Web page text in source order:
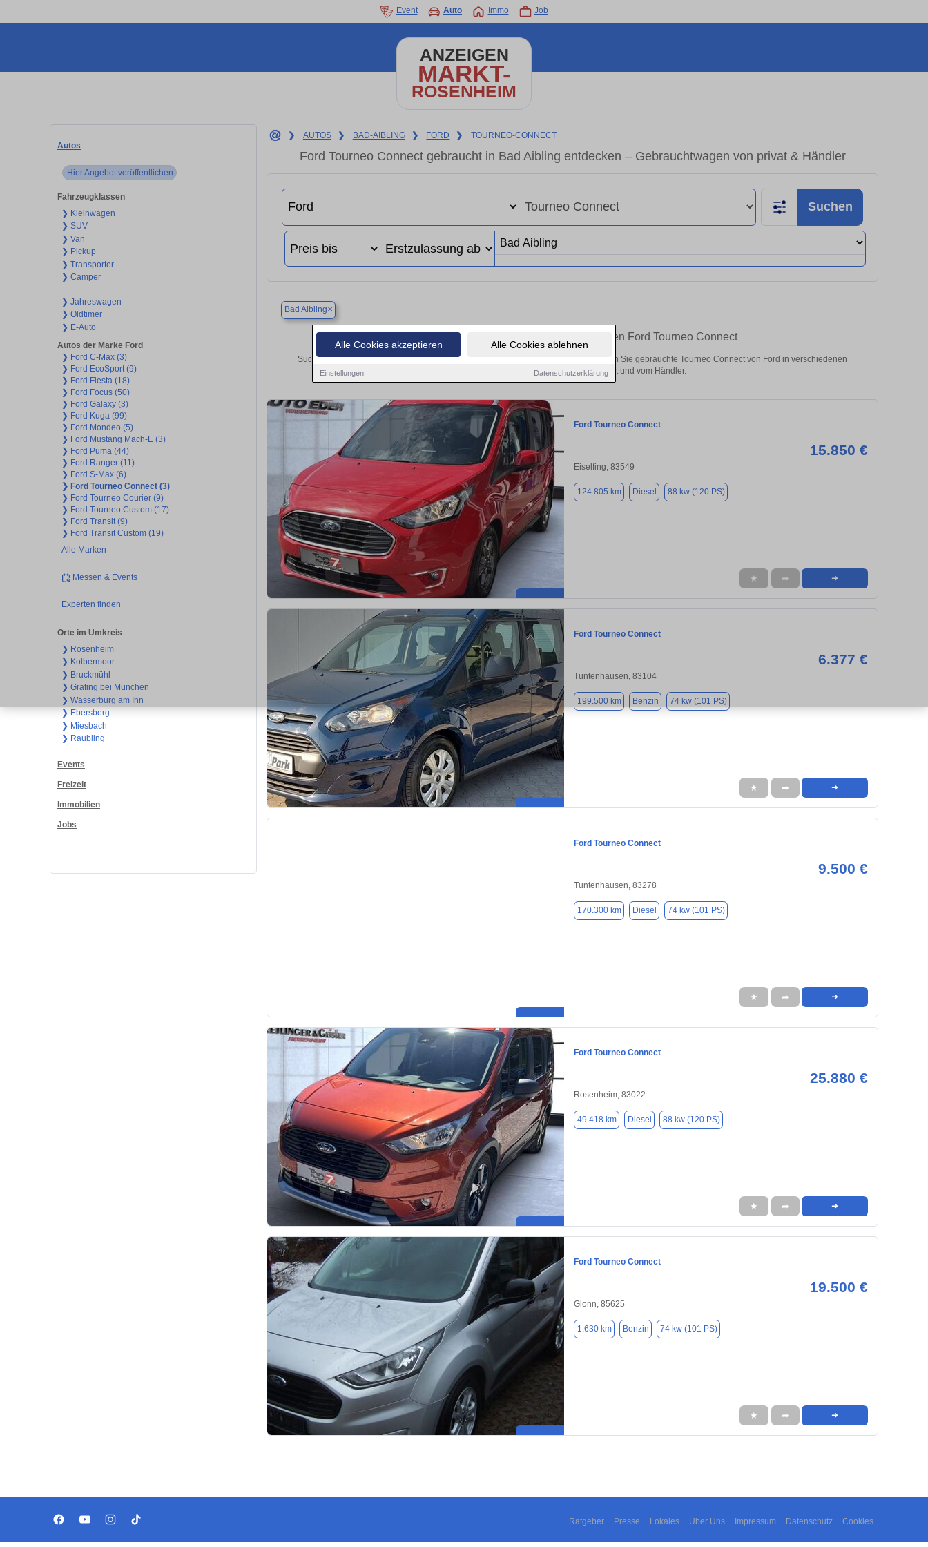
Alle Cookies akzeptieren Alle Cookies ablehnen
Einstellungen Datenschutzerklärung
Event Auto Immo Job
ANZEIGEN
MARKT-
ROSENHEIM
Autos
Hier Angebot veröffentlichen
Fahrzeugklassen
❯ Kleinwagen
❯ SUV
❯ Van
❯ Pickup
❯ Transporter
❯ Camper
❯ Jahreswagen
❯ Oldtimer
❯ E-Auto
Autos der Marke Ford
❯ Ford C-Max (3)
❯ Ford EcoSport (9)
❯ Ford Fiesta (18)
❯ Ford Focus (50)
❯ Ford Galaxy (3)
❯ Ford Kuga (99)
❯ Ford Mondeo (5)
❯ Ford Mustang Mach-E (3)
❯ Ford Puma (44)
❯ Ford Ranger (11)
❯ Ford S-Max (6)
❯ Ford Tourneo Connect (3)
❯ Ford Tourneo Courier (9)
❯ Ford Tourneo Custom (17)
❯ Ford Transit (9)
❯ Ford Transit Custom (19)
Alle Marken
Messen & Events
Experten finden
Orte im Umkreis
❯ Rosenheim
❯ Kolbermoor
❯ Bruckmühl
❯ Grafing bei München
❯ Wasserburg am Inn
❯ Ebersberg
❯ Miesbach
❯ Raubling
Events
Freizeit
Immobilien
Jobs
❯ AUTOS ❯ BAD-AIBLING ❯ FORD ❯ TOURNEO-CONNECT
Ford Tourneo Connect gebraucht in Bad Aibling entdecken – Gebrauchtwagen von privat & Händler
Suchen
Bad Aibling×
Finden Sie in Bad Aibling Ihren gebrauchten Ford Tourneo Connect
Suchen Sie in Bad Aibling einen Ford Tourneo Connect Gebrauchtwagen? Entdecken Sie gebrauchte Tourneo Connect von Ford in verschiedenen
Ausführungen und Preisklassen von privat und vom Händler.
Ford Tourneo Connect
15.850 €
Eiselfing, 83549
124.805 km Diesel 88 kw (120 PS)
★ ➦ ➜
Ford Tourneo Connect
6.377 €
Tuntenhausen, 83104
199.500 km Benzin 74 kw (101 PS)
★ ➦ ➜
Ford Tourneo Connect
9.500 €
Tuntenhausen, 83278
170.300 km Diesel 74 kw (101 PS)
★ ➦ ➜
Ford Tourneo Connect
25.880 €
Rosenheim, 83022
49.418 km Diesel 88 kw (120 PS)
★ ➦ ➜
Ford Tourneo Connect
19.500 €
Glonn, 85625
1.630 km Benzin 74 kw (101 PS)
★ ➦ ➜
Ratgeber Presse Lokales Über Uns Impressum Datenschutz Cookies